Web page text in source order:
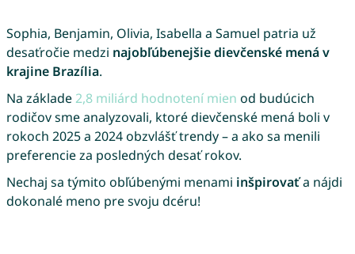
Sophia, Benjamin, Olivia, Isabella a Samuel patria už
desaťročie medzi najobľúbenejšie dievčenské mená v
krajine Brazília.
Na základe2,8 miliárd hodnotení mien od budúcich
rodičov sme analyzovali, ktoré dievčenské mená boli v
rokoch 2025 a 2024 obzvlášť trendy – a ako sa menili
preferencie za posledných desať rokov.
Nechaj sa týmito obľúbenými menami inšpirovaťa nájdi
dokonalé meno pre svoju dcéru!